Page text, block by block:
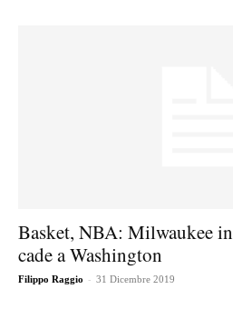
Basket, NBA: Milwaukee
cade a Washington
Filippo Raggio - 31 Dicembre 2019